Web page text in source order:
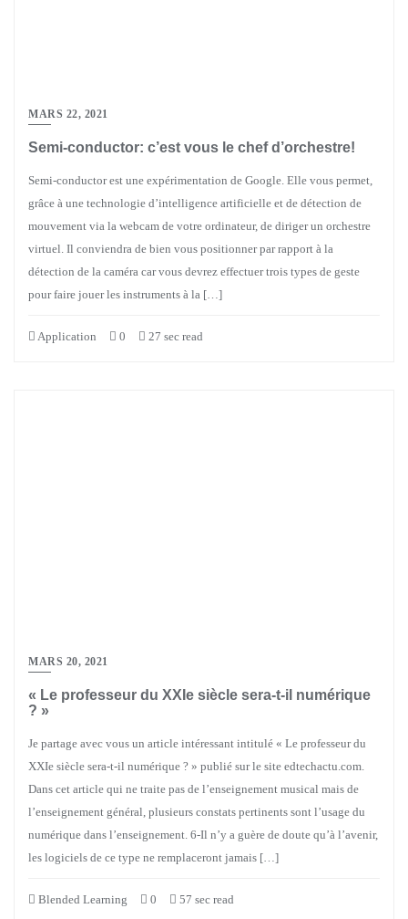
MARS 22, 2021
Semi-conductor: c’est vous le chef d’orchestre!
Semi-conductor est une expérimentation de Google. Elle vous permet,
grâce à une technologie d’intelligence artificielle et de détection de
mouvement via la webcam de votre ordinateur, de diriger un orchestre
virtuel. Il conviendra de bien vous positionner par rapport à la
détection de la caméra car vous devrez effectuer trois types de geste
pour faire jouer les instruments à la […]
Application 0 27 sec read
MARS 20, 2021
« Le professeur du XXIe siècle sera-t-il numérique
? »
Je partage avec vous un article intéressant intitulé « Le professeur du
XXIe siècle sera-t-il numérique ? » publié sur le site edtechactu.com.
Dans cet article qui ne traite pas de l’enseignement musical mais de
l’enseignement général, plusieurs constats pertinents sont l’usage du
numérique dans l’enseignement. 6-Il n’y a guère de doute qu’à l’avenir,
les logiciels de ce type ne remplaceront jamais […]
Blended Learning 0 57 sec read